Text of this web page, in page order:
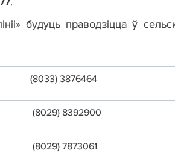
будуць праводзіцца ў
(8033) 3876464
(8029) 8392900
(8029) 7873061